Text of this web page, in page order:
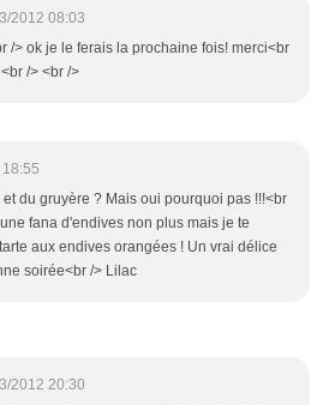
2012 08:03
/> ok je le ferais la prochaine fois! merci<br
/> <br />
du gruyère ? Mais oui pourquoi pas !!!<br
fana d'endives non plus mais je te
aux endives orangées ! Un vrai délice
soirée<br /> Lilac
2012 20:30